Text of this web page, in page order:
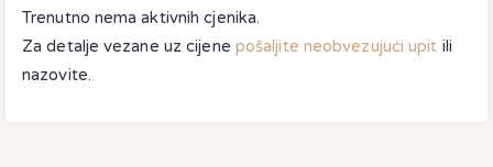
Trenutno nema aktivnih cjenika.
Za detalje vezane uz cijene pošaljite neobvezujući upit ili
nazovite.